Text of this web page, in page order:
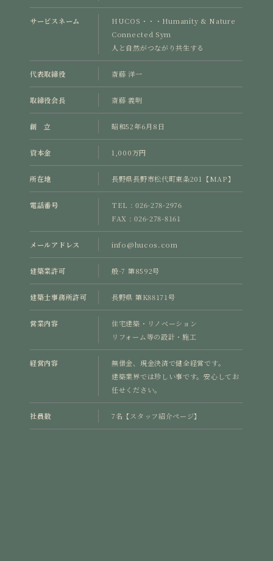
サービスネーム
HUCOS・・・Humanity & Nature
Connected Sym
人と自然がつながり共生する
代表取締役 斎藤 洋一
取締役会長 斎藤 義明
創 立 昭和52年6月8日
資本金 1,000万円
所在地 長野県長野市松代町東条201 【MAP】
電話番号
TEL : 026-278-2976
FAX : 026-278-8161
メールアドレス info@hucos.com
建築業許可 般-7 第8592号
建築士事務所許可 長野県 第K88171号
営業内容
住宅建築・リノベーション
リフォーム等の設計・施工
経営内容
無借金、現金決済で健全経営です。
建築業界では珍しい事です。安心してお
任せください。
社員数 7名 【スタッフ紹介ページ】